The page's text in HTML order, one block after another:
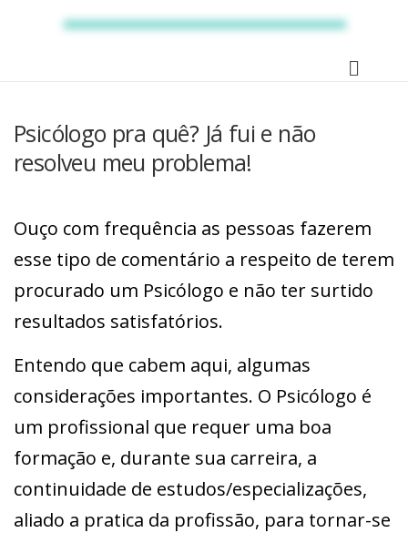
Psicólogo pra quê? Já fui e não
resolveu meu problema!
Ouço com frequência as pessoas fazerem
esse tipo de comentário a respeito de terem
procurado um Psicólogo e não ter surtido
resultados satisfatórios.
Entendo que cabem aqui, algumas
considerações importantes. O Psicólogo é
um profissional que requer uma boa
formação e, durante sua carreira, a
continuidade de estudos/especializações,
aliado a pratica da profissão, para tornar-se